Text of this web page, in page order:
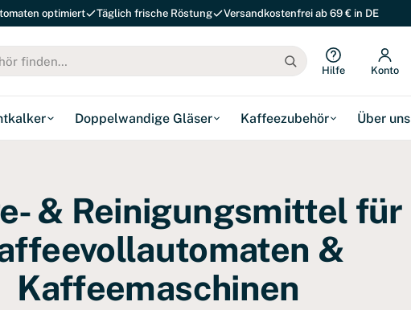
optimiert Täglich frische Röstung Versandkostenfrei ab 69 € in DE
Hilfe Konto
Doppelwandige Gläser Kaffeezubehör Über uns
& Reinigungsmittel für
&
Kaffeemaschinen